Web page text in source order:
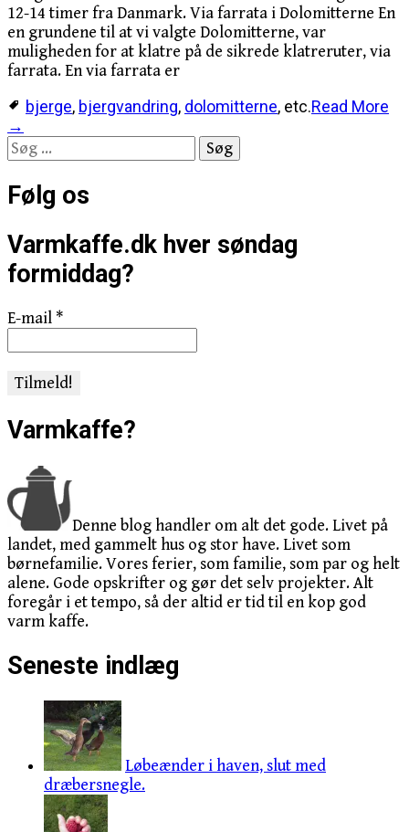
12-14 timer fra Danmark. Via farrata i Dolomitterne En
en grundene til at vi valgte Dolomitterne, var
muligheden for at klatre på de sikrede klatreruter, via
farrata. En via farrata er
bjerge, bjergvandring, dolomitterne, etc.Read More
→
Søg
efter:
Følg os
Varmkaffe.dk hver søndag
formiddag?
E-mail*
Varmkaffe?
Denne blog handler om alt det gode. Livet på
landet, med gammelt hus og stor have. Livet som
børnefamilie. Vores ferier, som familie, som par og helt
alene. Gode opskrifter og gør det selv projekter. Alt
foregår i et tempo, så der altid er tid til en kop god
varm kaffe.
Seneste indlæg
Løbeænder i haven, slut med
dræbersnegle.